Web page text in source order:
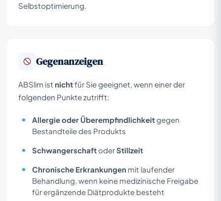
Selbstoptimierung.
Gegenanzeigen
ABSlim ist nichtfür Sie geeignet, wenn einer der
folgenden Punkte zutrifft:
Allergie oder Überempfindlichkeitgegen
Bestandteile des Produkts
SchwangerschaftoderStillzeit
Chronische Erkrankungen mit laufender
Behandlung, wenn keine medizinische Freigabe
für ergänzende Diätprodukte besteht